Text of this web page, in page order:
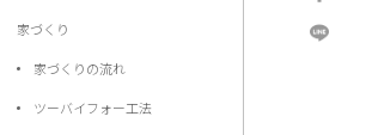
家づくり
家づくりの流れ
ツーバイフォー工法